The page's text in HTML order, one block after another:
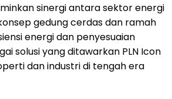
sinergi antara sektor energi
gedung cerdas dan ramah
energi dan penyesuaian
solusi yang ditawarkan PLN Icon
dan industri di tengah era